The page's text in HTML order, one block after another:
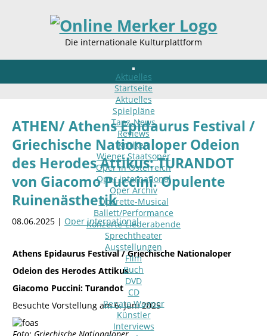
Die internationale Kulturplattform
Aktuelles
Startseite
Aktuelles
Spielpläne
Tanz-News
Reviews
Kritiken
Wiener Staatsoper
Oper in Österreich
Oper international
Oper Archiv
Operette-Musical
Ballett/Performance
Konzerte-Liederabende
Sprechtheater
Ausstellungen
Film
Buch
DVD
CD
Renate Wagner
Künstler
Interviews
ATHEN/ Athens Epidaurus Festival /
Griechische Nationaloper Odeion
des Herodes Attikus: TURANDOT
von Giacomo Puccini. Opulente
Ruinenästhetik
08.06.2025 | Oper international
Athens Epidaurus Festival / Griechische Nationaloper
Odeion des Herodes Attikus
Giacomo Puccini: Turandot
Besuchte Vorstellung am 6. Juni 2025